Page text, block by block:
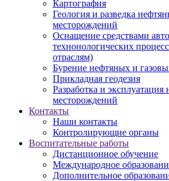
Картография
Геология и разведка
месторождений
Оснащение средствами
технонологических
отраслям)
Бурение нефтяных и
Прикладная геодезия
Разработка и
месторождений
Контакты
Наши контакты
Контролирующие органы
Воспитательные работы
Дистанционное обучение
Международное
Дополнительное